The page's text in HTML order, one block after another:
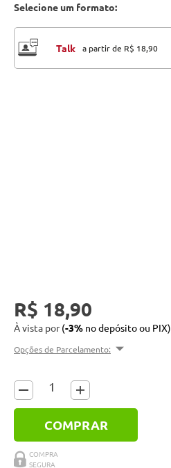
Selecione um formato:
Talk a partir de R$ 18,90
R$ 18,90
À vista por(-3% no depósito ou PIX)
Opções de Parcelamento:
COMPRAR